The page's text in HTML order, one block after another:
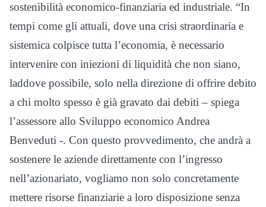
sostenibilità economico-finanziaria ed industriale. “In
tempi come gli attuali, dove una crisi straordinaria e
sistemica colpisce tutta l’economia, è necessario
intervenire con iniezioni di liquidità che non siano,
laddove possibile, solo nella direzione di offrire debito
a chi molto spesso è già gravato dai debiti – spiega
l’assessore allo Sviluppo economico Andrea
Benveduti -. Con questo provvedimento, che andrà a
sostenere le aziende direttamente con l’ingresso
nell’azionariato, vogliamo non solo concretamente
mettere risorse finanziarie a loro disposizione senza